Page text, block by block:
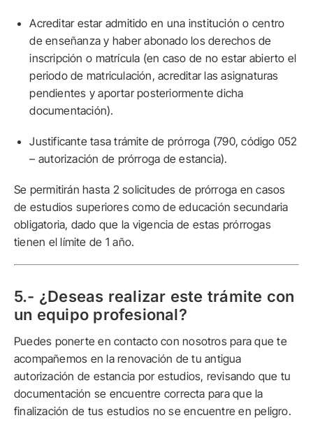
Acreditar estar admitido en una institución o centro
de enseñanza y haber abonado los derechos de
inscripción o matrícula (en caso de no estar abierto el
periodo de matriculación, acreditar las asignaturas
pendientes y aportar posteriormente dicha
documentación).
Justificante tasa trámite de prórroga (790, código 052
– autorización de prórroga de estancia).
Se permitirán hasta 2 solicitudes de prórroga en casos
de estudios superiores como de educación secundaria
obligatoria, dado que la vigencia de estas prórrogas
tienen el límite de 1 año.
5.- ¿Deseas realizar este trámite con
un equipo profesional?
Puedes ponerte en contacto con nosotros para que te
acompañemos en la renovación de tu antigua
autorización de estancia por estudios, revisando que tu
documentación se encuentre correcta para que la
finalización de tus estudios no se encuentre en peligro.